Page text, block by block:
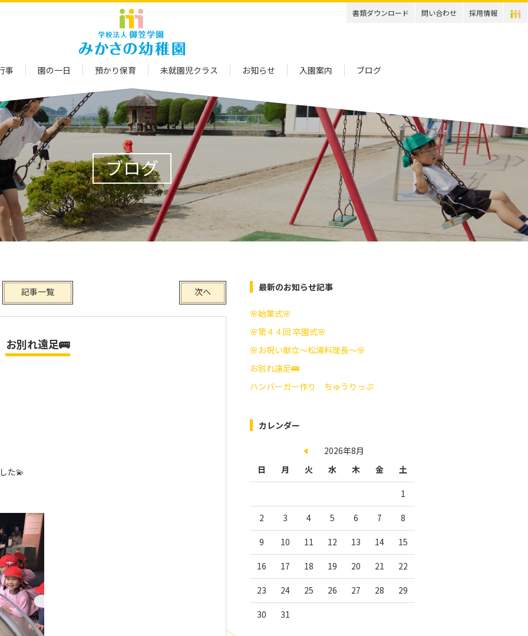
事 園の一日 預かり保育 未就園児クラス お知らせ 入園案内 ブログ
書類ダウンロード 問い合わせ 採用情報
ブログ
次へ
記事一覧
お別れ遠足🚌
た💫
最新のお知らせ記事
🌸始業式🌸
🌸第４４回 卒園式🌸
🌸お祝い献立～松浦料理長～🌸
お別れ遠足🚌
ハンバーガー作り ちゅうりっぷ
カレンダー
2026年8月
日
月 火 水 木 金 土
1
2 3 4 5 6 7 8
9 10 11 12 13 14 15
16 17 18 19 20 21 22
23 24 25 26 27 28 29
30 31